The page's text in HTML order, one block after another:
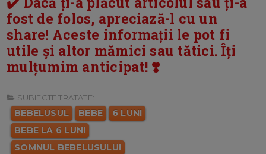
fost de folos, apreciază-l cu un
share! Aceste informații le pot fi
utile și altor mămici sau tătici. Îți
mulțumim anticipat! ❣️
SUBIECTE TRATATE:
BEBELUSUL BEBE
6 LUNI
BEBE LA 6 LUNI
SOMNUL BEBELUSULUI